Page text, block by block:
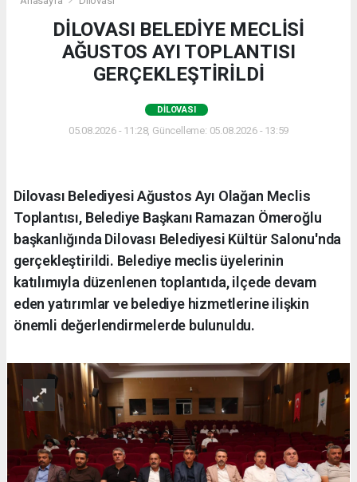
DİLOVASI BELEDİYE MECLİSİ
AĞUSTOS AYI TOPLANTISI
GERÇEKLEŞTİRİLDİ
DILOVASI
05.08.2026 - 11:28, Güncelleme: 05.08.2026 - 13:59
Dilovası Belediyesi Ağustos Ayı Olağan Meclis
Toplantısı, Belediye Başkanı Ramazan Ömeroğlu
başkanlığında Dilovası Belediyesi Kültür Salonu'nda
gerçekleştirildi. Belediye meclis üyelerinin
katılımıyla düzenlenen toplantıda, ilçede devam
eden yatırımlar ve belediye hizmetlerine ilişkin
önemli değerlendirmelerde bulunuldu.